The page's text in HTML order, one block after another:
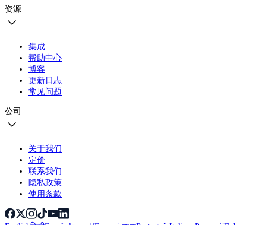
资源
集成
帮助中心
博客
更新日志
常见问题
公司
关于我们
定价
联系我们
隐私政策
使用条款